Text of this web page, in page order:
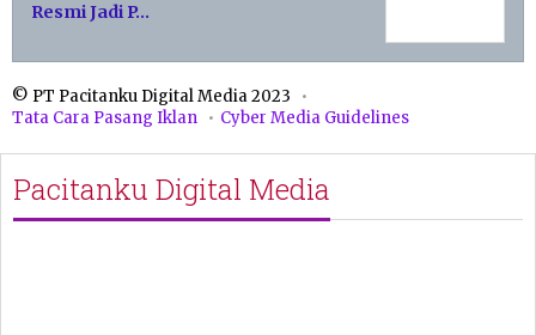
Resmi Jadi P…
© PT Pacitanku Digital Media 2023
Tata Cara Pasang Iklan
Cyber Media Guidelines
Pacitanku Digital Media